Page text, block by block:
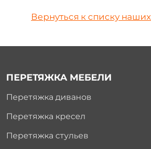
Вернуться к списку
ПЕРЕТЯЖКА МЕБЕЛИ
Перетяжка диванов
Перетяжка кресел
Перетяжка стульев